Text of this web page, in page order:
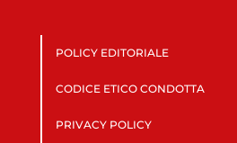
POLICY EDITORIALE
CODICE ETICO CONDOTTA
PRIVACY POLICY